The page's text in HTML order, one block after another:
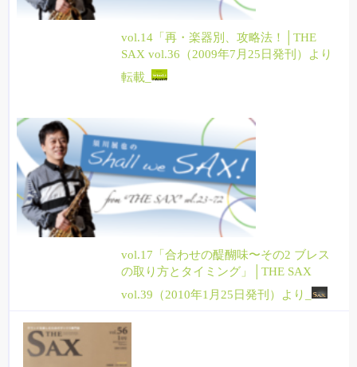
vol.14「再・楽器別、攻略法！│THE
SAX vol.36（2009年7月25日発刊）より
転載_
vol.17「合わせの醍醐味〜その2 ブレス
の取り方とタイミング」│THE SAX
vol.39（2010年1月25日発刊）より_